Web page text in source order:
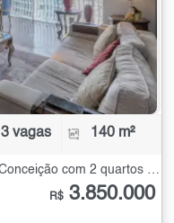
3 vagas 140 m²
Apartamento à Venda na Vila Nova Conceição com 2 quartos - 140 m²
R$ 3.850.000